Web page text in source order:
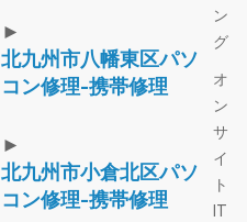
►
北九州市八幡東区パソ
コン修理-携帯修理
►
北九州市小倉北区パソ
コン修理-携帯修理
ン
グ
オ
ン
サ
イ
ト
IT